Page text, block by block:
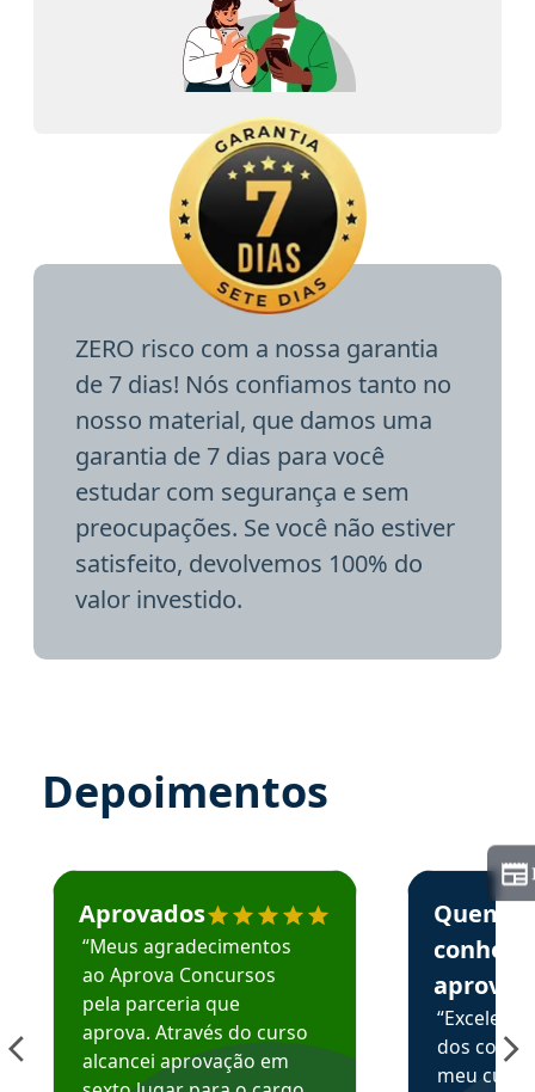
ZERO risco com a nossa garantia
de 7 dias! Nós confiamos tanto no
nosso material, que damos uma
garantia de 7 dias para você
estudar com segurança e sem
preocupações. Se você não estiver
satisfeito, devolvemos 100% do
valor investido.
Depoimentos
Estudante José recomenda o Aprova Concursos em
Aprovados
“Meus agradecimentos
ao Aprova Concursos
pela parceria que
aprova. Através do curso
alcancei aprovação em
Estudante
Quem
aprova
dos
meu